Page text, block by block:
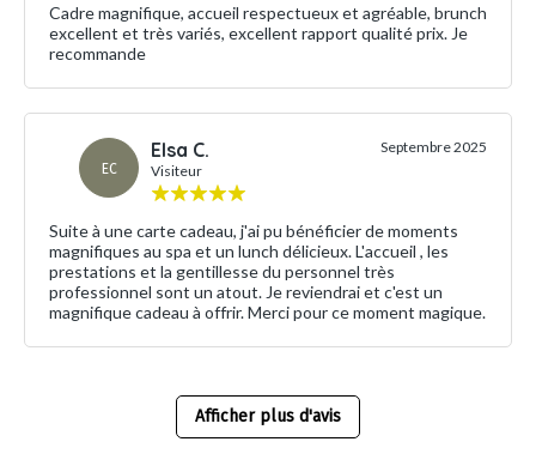
Cadre magnifique, accueil respectueux et agréable, brunch
excellent et très variés, excellent rapport qualité prix. Je
recommande
EC
Elsa C.
Visiteur
Septembre 2025
Suite à une carte cadeau, j'ai pu bénéficier de moments
magnifiques au spa et un lunch délicieux. L'accueil , les
prestations et la gentillesse du personnel très
professionnel sont un atout. Je reviendrai et c'est un
magnifique cadeau à offrir. Merci pour ce moment magique.
Afficher plus d'avis